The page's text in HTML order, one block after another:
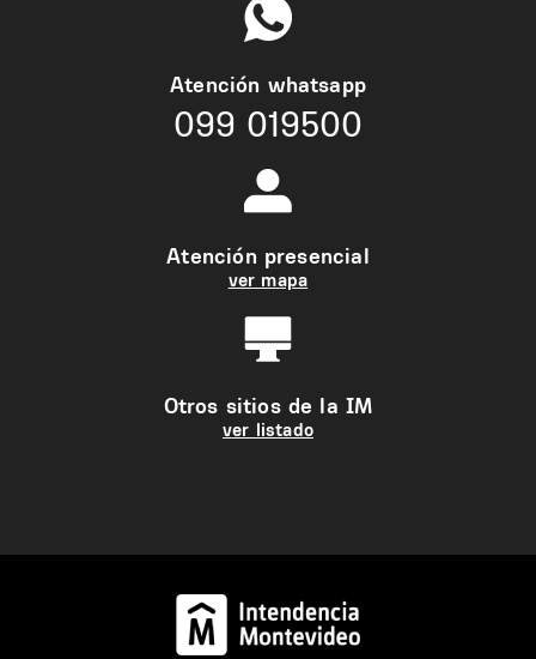
Atención whatsapp
099 019500
Atención presencial
ver mapa
Otros sitios de la IM
ver listado